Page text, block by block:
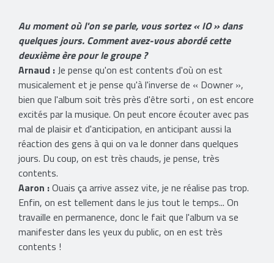
Au moment où l'on se parle, vous sortez « IO » dans
quelques jours. Comment avez-vous abordé cette
deuxième ère pour le groupe ?
Arnaud :Je pense qu'on est contents d'où on est
musicalement et je pense qu'à l'inverse de « Downer »,
bien que l'album soit très près d'être sorti , on est encore
excités par la musique. On peut encore écouter avec pas
mal de plaisir et d'anticipation, en anticipant aussi la
réaction des gens à qui on va le donner dans quelques
jours. Du coup, on est très chauds, je pense, très
contents.
Aaron :Ouais ça arrive assez vite, je ne réalise pas trop.
Enfin, on est tellement dans le jus tout le temps... On
travaille en permanence, donc le fait que l'album va se
manifester dans les yeux du public, on en est très
contents !